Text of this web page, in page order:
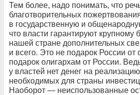
Тем более, надо понимать, что
благотворительных
в государственную и
что власти гарантируют крупному
нашей стране дополнительных
и всего. Это не подарок России от
подарок олигархам от России.
у властей нет денег на
необходимых для страны
Наоборот — неиспользованные